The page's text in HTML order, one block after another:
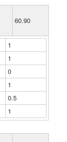
60.90
1
1
0
1
0.5
1